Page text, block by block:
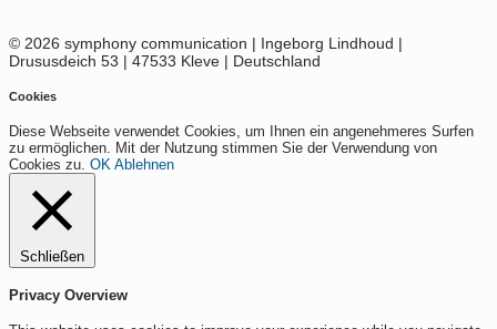
© 2026 symphony communication | Ingeborg Lindhoud |
Drususdeich 53 | 47533 Kleve | Deutschland
Cookies
Diese Webseite verwendet Cookies, um Ihnen ein angenehmeres Surfen
zu ermöglichen. Mit der Nutzung stimmen Sie der Verwendung von
Cookies zu. OK Ablehnen
Schließen
Privacy Overview